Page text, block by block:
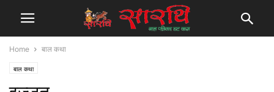
Home बाल कथा
बाल कथा